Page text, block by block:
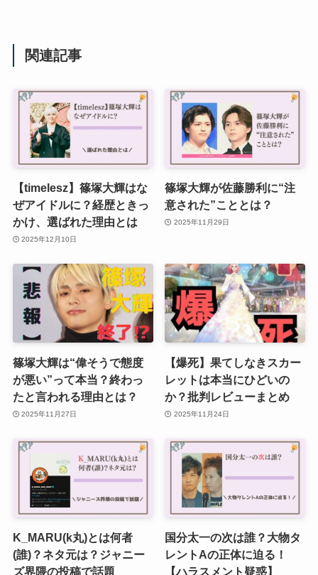
関連記事
【timelesz】篠塚大輝はな
ぜアイドルに？経歴ときっ
かけ、選ばれた理由とは
2025年12月10日
篠塚大輝が佐藤勝利に“注
意された”こととは？
2025年11月29日
篠塚大輝は“偉そうで態度
が悪い”って本当？終わっ
たと言われる理由とは？
2025年11月27日
【爆死】果てしなきスカー
レットは本当にひどいの
か？批判レビューまとめ
2025年11月24日
K_MARU(k丸)とは何者
(誰)？ネタ元は？ジャニー
ズ界隈の投稿で話題
国分太一の次は誰？大物タ
レントAの正体に迫る！
【ハラスメント疑惑】